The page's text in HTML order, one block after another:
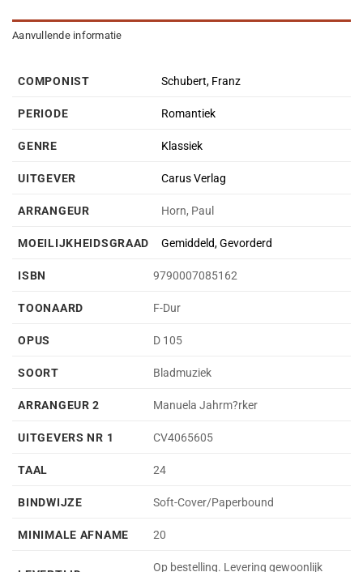
Aanvullende informatie
COMPONIST Schubert, Franz
PERIODE Romantiek
GENRE Klassiek
UITGEVER Carus Verlag
ARRANGEUR Horn, Paul
MOEILIJKHEIDSGRAAD Gemiddeld, Gevorderd
ISBN 9790007085162
TOONAARD F-Dur
OPUS D 105
SOORT Bladmuziek
ARRANGEUR 2 Manuela Jahrm?rker
UITGEVERS NR 1 CV4065605
TAAL 24
BINDWIJZE Soft-Cover/Paperbound
MINIMALE AFNAME 20
Op bestelling. Levering gewoonlijk